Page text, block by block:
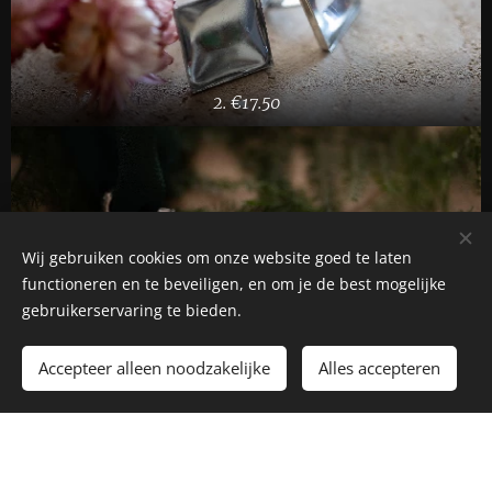
2. €17.50
3. €22.50
Wij gebruiken cookies om onze website goed te laten
functioneren en te beveiligen, en om je de best mogelijke
gebruikerservaring te bieden.
Accepteer alleen noodzakelijke Alles accepteren